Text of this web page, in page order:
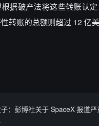
据破产法将这些转账认
转账的总额则超过 12 亿美
：彭博社关于 SpaceX 报道